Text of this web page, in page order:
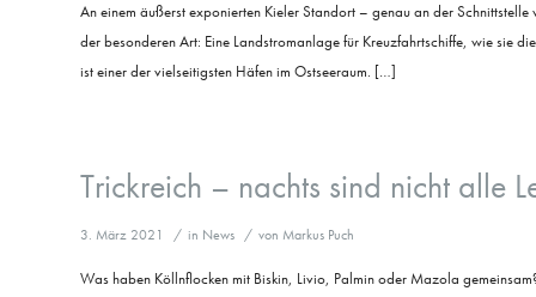
An einem äußerst exponierten Kieler Standort – genau an der
der besonderen Art: Eine Landstromanlage für Kreuzfahrtschiffe, wie sie
ist einer der vielseitigsten Häfen im Ostseeraum. […]
Trickreich – nachts sind nicht alle
3. März 2021 / in News / von Markus Puch
Was haben Köllnflocken mit Biskin, Livio, Palmin oder Mazola